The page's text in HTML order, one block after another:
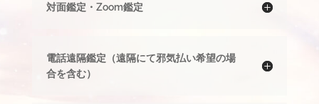
対面鑑定・Zoom鑑定
電話遠隔鑑定（遠隔にて邪気払い希望の場
合を含む）